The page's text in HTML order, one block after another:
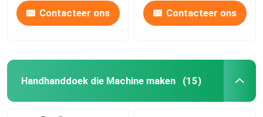
Contacteer ons Contacteer ons
Handhanddoek die Machine maken (15)